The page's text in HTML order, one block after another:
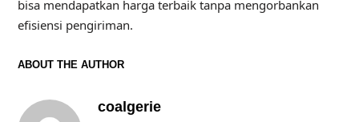
bisa mendapatkan harga terbaik tanpa mengorbankan
efisiensi pengiriman.
ABOUT THE AUTHOR
coalgerie